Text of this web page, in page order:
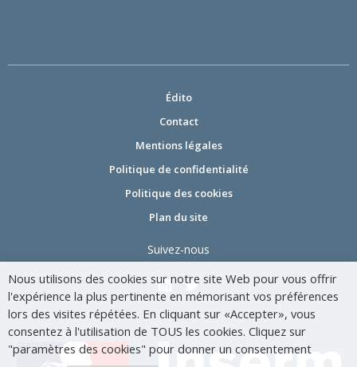
Édito
Contact
Mentions légales
Politique de confidentialité
Politique des cookies
Plan du site
Suivez-nous
Nous utilisons des cookies sur notre site Web pour vous offrir
l'expérience la plus pertinente en mémorisant vos préférences
lors des visites répétées. En cliquant sur «Accepter», vous
consentez à l'utilisation de TOUS les cookies. Cliquez sur
"paramètres des cookies" pour donner un consentement